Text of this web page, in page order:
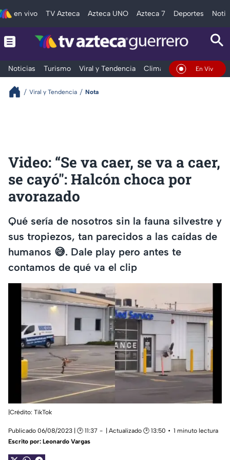
en vivo TV Azteca Azteca UNO Azteca 7 Deportes
Noticias Turismo Viral y Tendencia Clima Deportes
En Vivo
Viral y Tendencia Nota
Video: “Se va caer, se va a caer,
se cayó": Halcón choca por
avorazado
Qué sería de nosotros sin la fauna silvestre y
sus tropiezos, tan parecidos a las caídas de
humanos 😅. Dale play pero antes te
contamos de qué va el clip
|Crédito: TikTok
Publicado 06/08/2023 | 🕑 11:37 | Actualizado 🕑 13:50
1 minuto lectura
Escrito por: Leonardo Vargas